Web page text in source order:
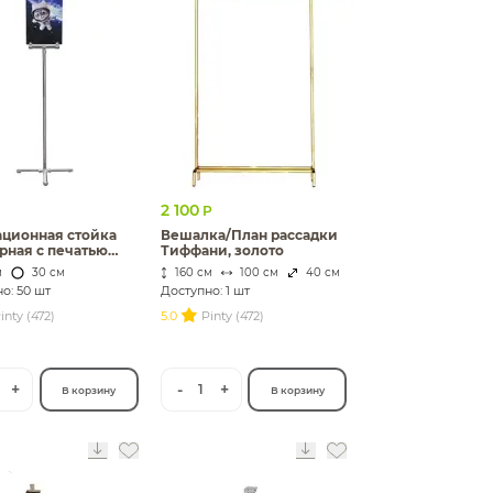
стойка
с печатью
30 см
50 шт
(472)
+ В корзину
2 100 Р
Вешалка/План рассадки
Тиффани, золото
160 см 100 см 40 см
Доступно: 1 шт
5.0
Pinty (472)
- 1 + В корзину